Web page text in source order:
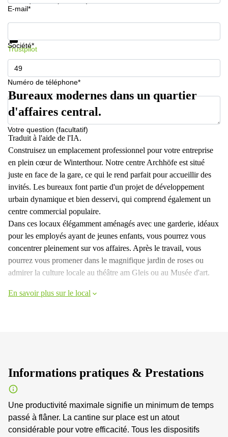
de
Meyrin
267
Chemin
de la
Drance 2
Martigny
Route
Crassier
7 Nyon
Z. A.
La
Pièce
1
Rolle
10 Zürich
E-mail*
Société*
Numéro de téléphone*
Votre question (facultatif)
Informations et prix
Trustpilot
Bureaux modernes dans un quartier
d'affaires central.
Traduit à l'aide de l'IA.
Construisez un emplacement professionnel pour votre entreprise
en plein cœur de Winterthour. Notre centre Archhöfe est situé
juste en face de la gare, ce qui le rend parfait pour accueillir des
invités. Les bureaux font partie d'un projet de développement
urbain dynamique et bien desservi, qui comprend également un
centre commercial populaire.
Dans ces locaux élégamment aménagés avec une garderie, idéaux
pour les employés ayant de jeunes enfants, vous pourrez vous
concentrer pleinement sur vos affaires. Après le travail, vous
pourrez vous promener dans le magnifique jardin de roses ou
admirer la culture locale au théâtre am Gleis ou au Musée d'art.
En savoir plus sur le local
Informations pratiques & Prestations
Une productivité maximale signifie un minimum de temps
passé à flâner. La cantine sur place est un atout
considérable pour votre efficacité. Tous les dispositifs